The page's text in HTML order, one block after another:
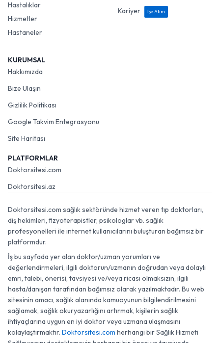
Hastalıklar
Hizmetler
Hastaneler
Kariyer
İşe Alım
KURUMSAL
Hakkımızda
Bize Ulaşın
Gizlilik Politikası
Google Takvim Entegrasyonu
Site Haritası
PLATFORMLAR
Doktorsitesi.com
Doktorsitesi.az
Doktorsitesi.com sağlık sektöründe hizmet veren tıp doktorları,
diş hekimleri, fizyoterapistler, psikologlar vb. sağlık
profesyonelleri ile internet kullanıcılarını buluşturan bağımsız bir
platformdur.
İş bu sayfada yer alan doktor/uzman yorumları ve
değerlendirmeleri, ilgili doktorun/uzmanın doğrudan veya dolaylı
emri, talebi, önerisi, tavsiyesi ve/veya ricası olmaksızın, ilgili
hasta/danışan tarafından bağımsız olarak yazılmaktadır. Bu web
sitesinin amacı, sağlık alanında kamuoyunun bilgilendirilmesini
sağlamak, sağlık okuryazarlığını artırmak, kişilerin sağlık
ihtiyaçlarına uygun en iyi doktor veya uzmana ulaşmasını
kolaylaştırmaktır. Doktorsitesi.com herhangi bir Sağlık Hizmeti